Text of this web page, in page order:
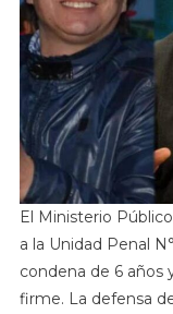
El Ministerio
a la Unidad Penal
condena de 6 años
firme. La defensa